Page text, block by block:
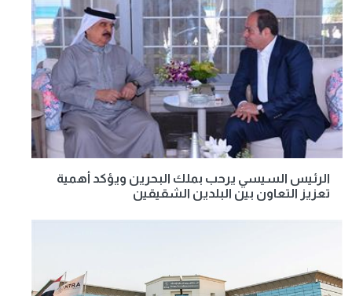
الرئيس السيسي يرحب بملك البحرين ويؤكد أهمية
تعزيز التعاون بين البلدين الشقيقين